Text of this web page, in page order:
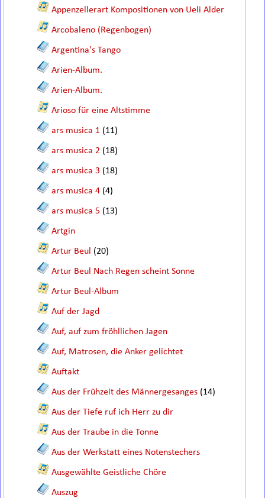
Appenzellerart Kompositionen von Ueli Alder
Arcobaleno (Regenbogen)
Argentina's Tango
Arien-Album.
Arien-Album.
Arioso für eine Altstimme
ars musica 1 (11)
ars musica 2 (18)
ars musica 3 (18)
ars musica 4 (4)
ars musica 5 (13)
Artgin
Artur Beul (20)
Artur Beul Nach Regen scheint Sonne
Artur Beul-Album
Auf der Jagd
Auf, auf zum fröhllichen Jagen
Auf, Matrosen, die Anker gelichtet
Auftakt
Aus der Frühzeit des Männergesanges (14)
Aus der Tiefe ruf ich Herr zu dir
Aus der Traube in die Tonne
Aus der Werkstatt eines Notenstechers
Ausgewählte Geistliche Chöre
Auszug